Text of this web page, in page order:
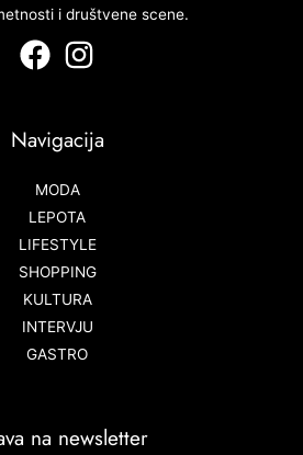
i društvene scene.
Navigacija
MODA
LEPOTA
LIFESTYLE
SHOPPING
KULTURA
INTERVJU
GASTRO
na newsletter